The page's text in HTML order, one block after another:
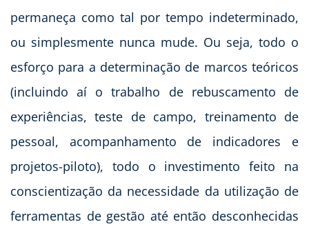
permaneça como tal por tempo indeterminado,
ou simplesmente nunca mude. Ou seja, todo o
esforço para a determinação de marcos teóricos
(incluindo aí o trabalho de rebuscamento de
experiências, teste de campo, treinamento de
pessoal, acompanhamento de indicadores e
projetos-piloto), todo o investimento feito na
conscientização da necessidade da utilização de
ferramentas de gestão até então desconhecidas